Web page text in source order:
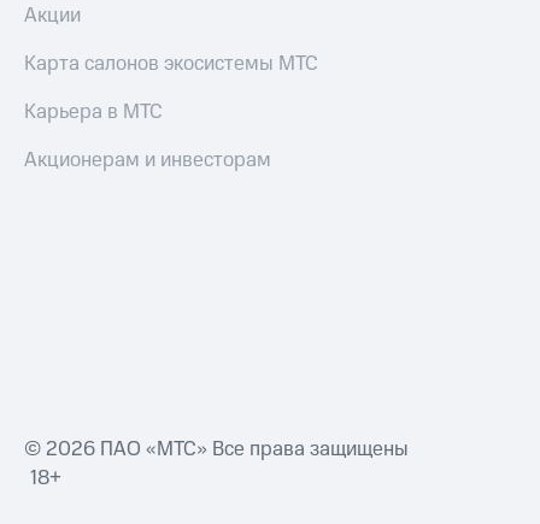
Акции
Карта салонов экосистемы МТС
Карьера в МТС
Акционерам и инвесторам
© 2026 ПАО «МТС» Все права защищены
18+